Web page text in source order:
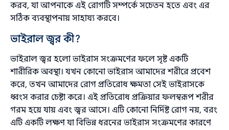
করব, যা আপনাকে এই রোগটি সম্পর্কে সচেতন হতে এবং এর
সঠিক ব্যবস্থাপনায় সাহায্য করবে।
ভাইরাল জ্বর কী?
ভাইরাল জ্বর হলো ভাইরাস সংক্রমণের ফলে সৃষ্ট একটি
শারীরিক অবস্থা। যখন কোনো ভাইরাস আমাদের শরীরে প্রবেশ
করে, তখন আমাদের রোগ প্রতিরোধ ক্ষমতা সেই ভাইরাসকে
ধ্বংস করার চেষ্টা করে। এই প্রতিরোধ প্রক্রিয়ার ফলস্বরূপ শরীর
গরম হয়ে যায় এবং জ্বর আসে। এটি কোনো নির্দিষ্ট রোগ নয়, বরং
এটি একটি লক্ষণ যা বিভিন্ন ধরনের ভাইরাস সংক্রমণের কারণে